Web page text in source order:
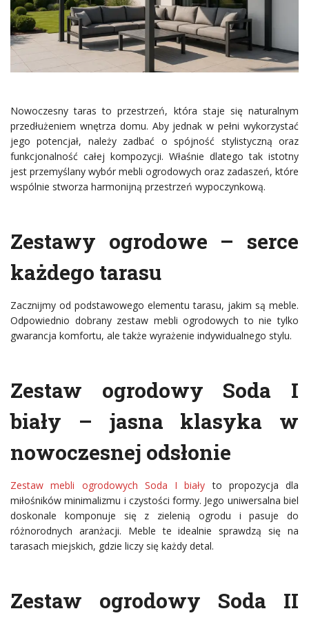
Nowoczesny taras to przestrzeń, która staje się naturalnym
przedłużeniem wnętrza domu. Aby jednak w pełni wykorzystać
jego potencjał, należy zadbać o spójność stylistyczną oraz
funkcjonalność całej kompozycji. Właśnie dlatego tak istotny
jest przemyślany wybór mebli ogrodowych oraz zadaszeń, które
wspólnie stworza harmonijną przestrzeń wypoczynkową.
Zestawy ogrodowe – serce
każdego tarasu
Zacznijmy od podstawowego elementu tarasu, jakim są meble.
Odpowiednio dobrany zestaw mebli ogrodowych to nie tylko
gwarancja komfortu, ale także wyrażenie indywidualnego stylu.
Zestaw ogrodowy Soda I
biały – jasna klasyka w
nowoczesnej odsłonie
Zestaw mebli ogrodowych Soda I biały to propozycja dla
miłośników minimalizmu i czystości formy. Jego uniwersalna biel
doskonale komponuje się z zielenią ogrodu i pasuje do
różnorodnych aranżacji. Meble te idealnie sprawdzą się na
tarasach miejskich, gdzie liczy się każdy detal.
Zestaw ogrodowy Soda II